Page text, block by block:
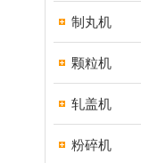
制丸机
颗粒机
轧盖机
粉碎机